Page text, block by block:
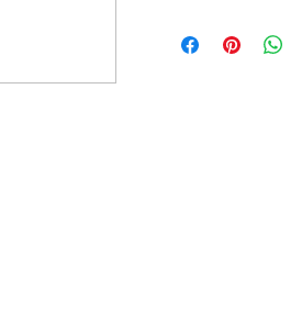
Materiaal: papier /